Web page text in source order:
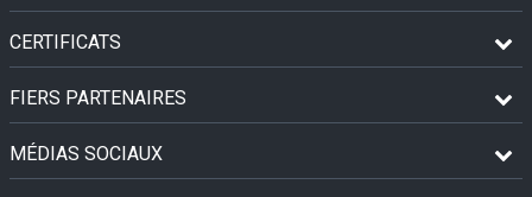
CERTIFICATS
FIERS PARTENAIRES
MÉDIAS SOCIAUX